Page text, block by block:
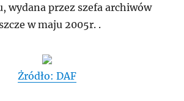
wydana przez szefa archiwów
w maju 2005r. .
Żródło: DAF